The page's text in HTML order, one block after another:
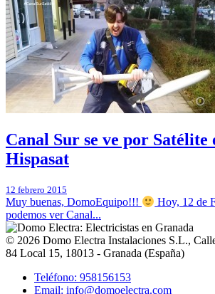
Canal Sur se ve por Satélite
Hispasat
12 febrero 2015
Muy buenas, DomoEquipo!!!
Hoy, 12 de
podemos ver Canal...
© 2026 Domo Electra Instalaciones S.L.,
84 Local 15, 18013 - Granada (España)
Teléfono: 958156153
Email: info@domoelectra.com